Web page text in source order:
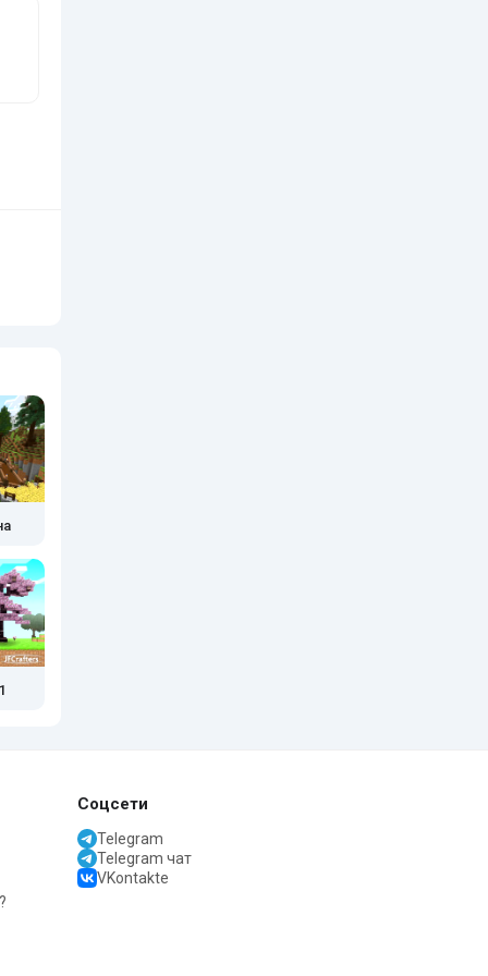
Соцсети
Telegram
Telegram чат
VKontakte